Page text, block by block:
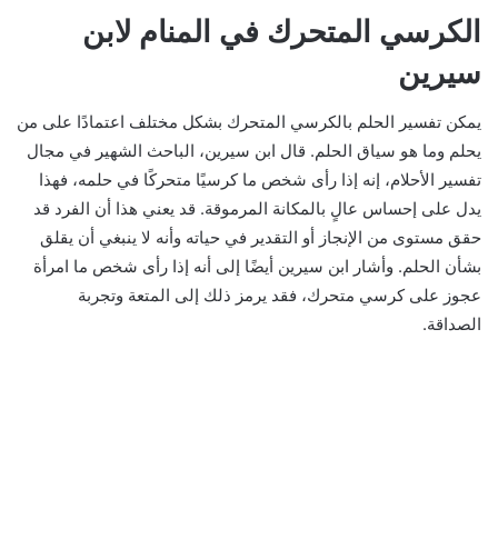
الكرسي المتحرك في المنام لابن
سيرين
يمكن تفسير الحلم بالكرسي المتحرك بشكل مختلف اعتمادًا على من
يحلم وما هو سياق الحلم. قال ابن سيرين، الباحث الشهير في مجال
تفسير الأحلام، إنه إذا رأى شخص ما كرسيًا متحركًا في حلمه، فهذا
يدل على إحساس عالٍ بالمكانة المرموقة. قد يعني هذا أن الفرد قد
حقق مستوى من الإنجاز أو التقدير في حياته وأنه لا ينبغي أن يقلق
بشأن الحلم. وأشار ابن سيرين أيضًا إلى أنه إذا رأى شخص ما امرأة
عجوز على كرسي متحرك، فقد يرمز ذلك إلى المتعة وتجربة
الصداقة.